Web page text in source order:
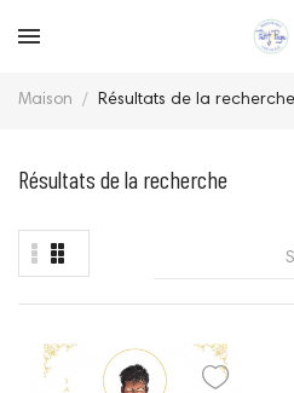
Maison Résultats de la recherche
Résultats de la recherche